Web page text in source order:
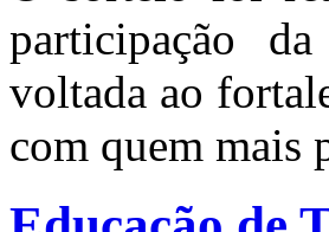
participação
voltada ao
com quem mais